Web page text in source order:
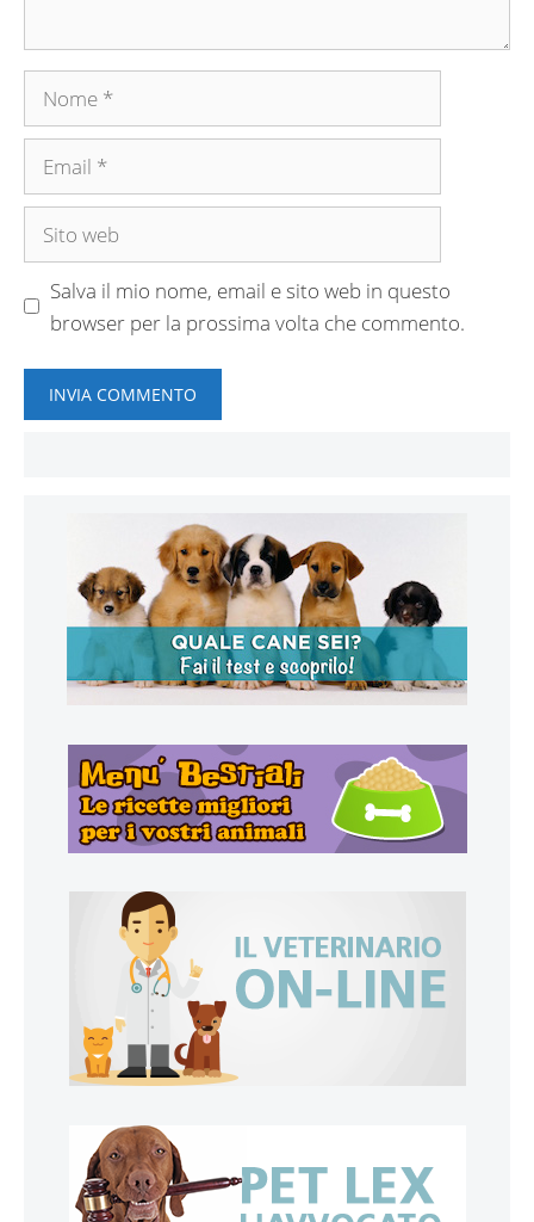
Nome
Email
Sito
Salva il mio nome, email e sito web in questo
browser per la prossima volta che commento.